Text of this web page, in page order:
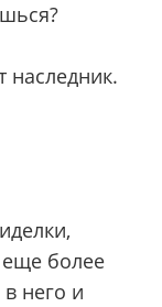
наследник.
еще более
него и